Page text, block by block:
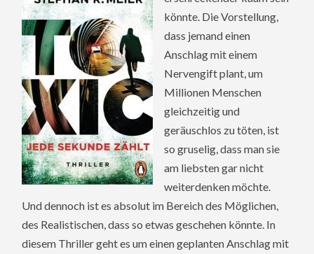
könnte. Die Vorstellung,
dass jemand einen
Anschlag mit einem
Nervengift plant, um
Millionen Menschen
gleichzeitig und
geräuschlos zu töten, ist
so gruselig, dass man sie
am liebsten gar nicht
weiterdenken möchte.
Und dennoch ist es absolut im Bereich des Möglichen,
des Realistischen, dass so etwas geschehen könnte. In
diesem Thriller geht es um einen geplanten Anschlag mit